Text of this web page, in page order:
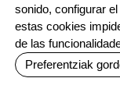
Irudia
sonido, configurar
estas cookies
de las
Preferentziak